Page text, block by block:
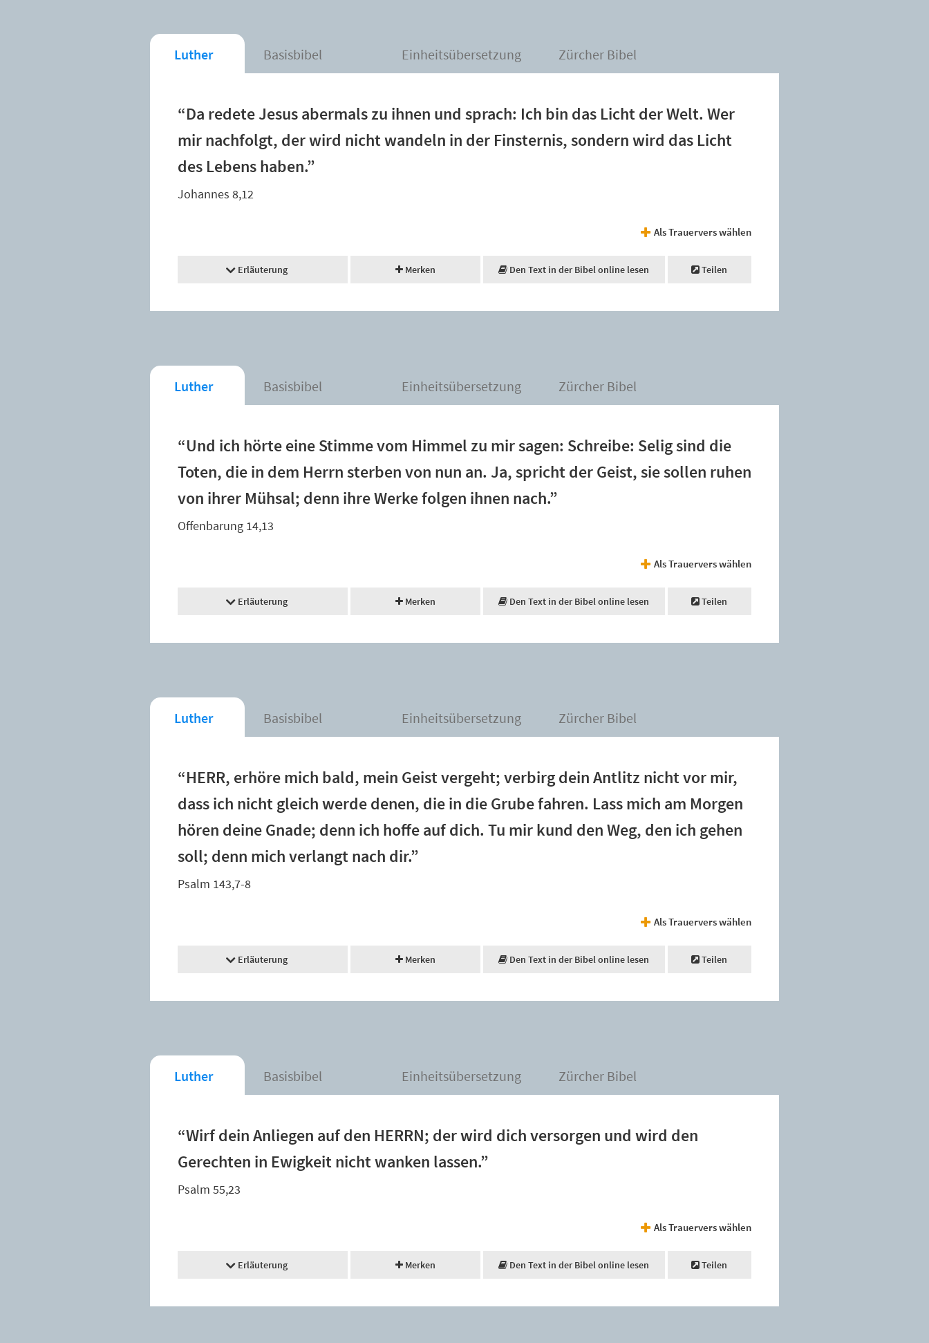
Luther Basisbibel Einheitsübersetzung Zürcher Bibel
“Da redete Jesus abermals zu ihnen und sprach: Ich bin das Licht der Welt. Wer
mir nachfolgt, der wird nicht wandeln in der Finsternis, sondern wird das Licht
des Lebens haben.”
Johannes 8,12
Als Trauervers wählen
Erläuterung Merken Den Text in der Bibel online lesen Teilen
Luther Basisbibel Einheitsübersetzung Zürcher Bibel
“Und ich hörte eine Stimme vom Himmel zu mir sagen: Schreibe: Selig sind die
Toten, die in dem Herrn sterben von nun an. Ja, spricht der Geist, sie sollen ruhen
von ihrer Mühsal; denn ihre Werke folgen ihnen nach.”
Offenbarung 14,13
Als Trauervers wählen
Erläuterung Merken Den Text in der Bibel online lesen Teilen
Luther Basisbibel Einheitsübersetzung Zürcher Bibel
“HERR, erhöre mich bald, mein Geist vergeht; verbirg dein Antlitz nicht vor mir,
dass ich nicht gleich werde denen, die in die Grube fahren. Lass mich am Morgen
hören deine Gnade; denn ich hoffe auf dich. Tu mir kund den Weg, den ich gehen
soll; denn mich verlangt nach dir.”
Psalm 143,7-8
Als Trauervers wählen
Erläuterung Merken Den Text in der Bibel online lesen Teilen
Luther Basisbibel Einheitsübersetzung Zürcher Bibel
“Wirf dein Anliegen auf den HERRN; der wird dich versorgen und wird den
Gerechten in Ewigkeit nicht wanken lassen.”
Psalm 55,23
Als Trauervers wählen
Erläuterung Merken Den Text in der Bibel online lesen Teilen